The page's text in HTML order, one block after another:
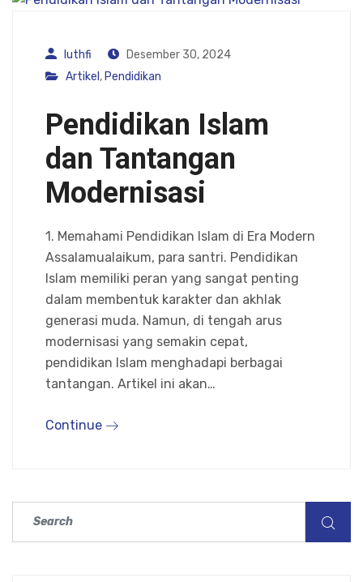
luthfi
Desember 30, 2024
Artikel , Pendidikan
Pendidikan Islam
dan Tantangan
Modernisasi
1. Memahami Pendidikan Islam di Era Modern
Assalamualaikum, para santri. Pendidikan
Islam memiliki peran yang sangat penting
dalam membentuk karakter dan akhlak
generasi muda. Namun, di tengah arus
modernisasi yang semakin cepat,
pendidikan Islam menghadapi berbagai
tantangan. Artikel ini akan…
Continue